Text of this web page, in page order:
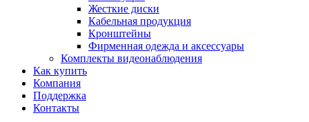
Жесткие диски
Кабельная продукция
Кронштейны
Фирменная одежда и аксессуары
Комплекты видеонаблюдения
Как купить
Компания
Поддержка
Контакты